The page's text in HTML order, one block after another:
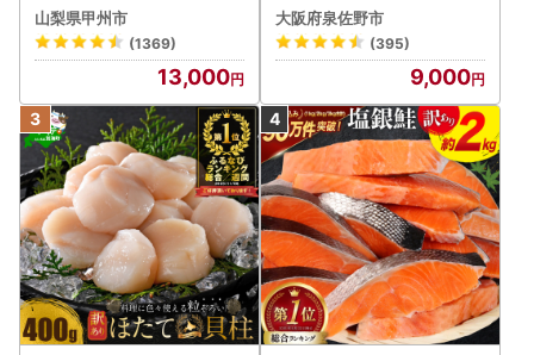
カット 約1.3kg 2～3房【2
026年発送】（MG）B12-
472 FN-Limited-VO シャ
インマスカット フルーツ
山梨県甲州市
(1369)
13,000
大阪府泉佐野市
(395)
9,000